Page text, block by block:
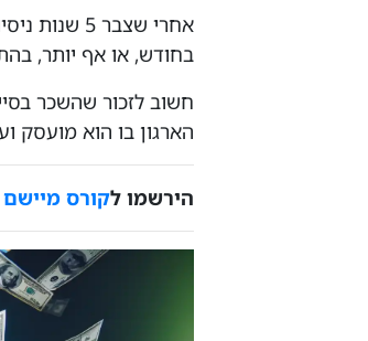
בחודש, או אף יותר,
חשוב לזכור שהשכר
הארגון בו הוא מועסק
הירשמו לקורס מיישם